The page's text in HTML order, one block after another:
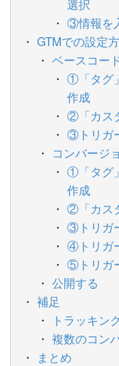
選択
③情報を
GTMでの設定
ベースコー
①「タグ
作成
②「カス
③トリガ
コンバージ
①「タグ
作成
②「カス
③トリガ
④トリガ
⑤トリガ
公開する
補足
トラッキン
複数のコン
まとめ